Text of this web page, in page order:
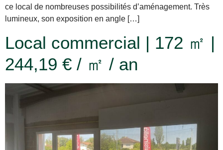
ce local de nombreuses possibilités d’aménagement. Très
lumineux, son exposition en angle […]
Local commercial | 172 ㎡ |
244,19 € / ㎡ / an